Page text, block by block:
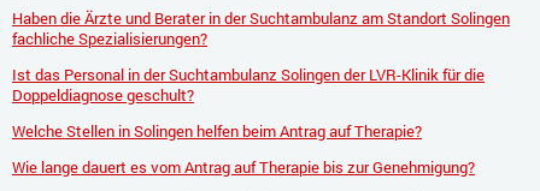
Haben die Ärzte und Berater in der Suchtambulanz am Standort Solingen
fachliche Spezialisierungen?
Ist das Personal in der Suchtambulanz Solingen der LVR-Klinik für die
Doppeldiagnose geschult?
Welche Stellen in Solingen helfen beim Antrag auf Therapie?
Wie lange dauert es vom Antrag auf Therapie bis zur Genehmigung?